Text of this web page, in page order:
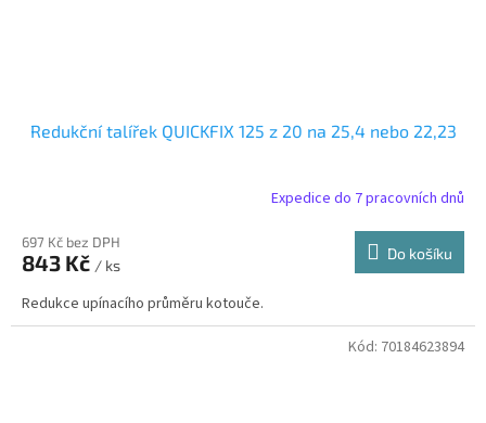
Redukční talířek QUICKFIX 125 z 20 na 25,4 nebo 22,23
Expedice do 7 pracovních dnů
697 Kč bez DPH
843 Kč / ks
Do košíku
Redukce upínacího průměru kotouče.
Kód: 70184623894